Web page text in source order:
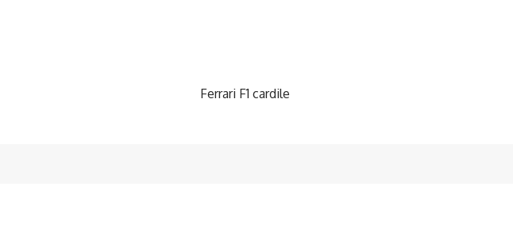
Ferrari F1 cardile